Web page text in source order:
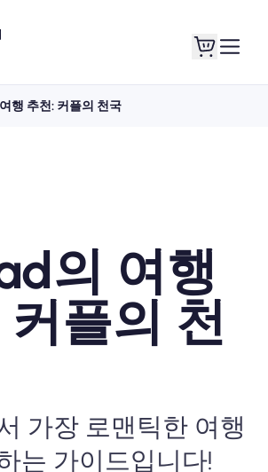
쇼핑 플랜
행 추천: 커플의 천국
의 여행
플의 천
가장 로맨틱한 여행
는 가이드입니다!